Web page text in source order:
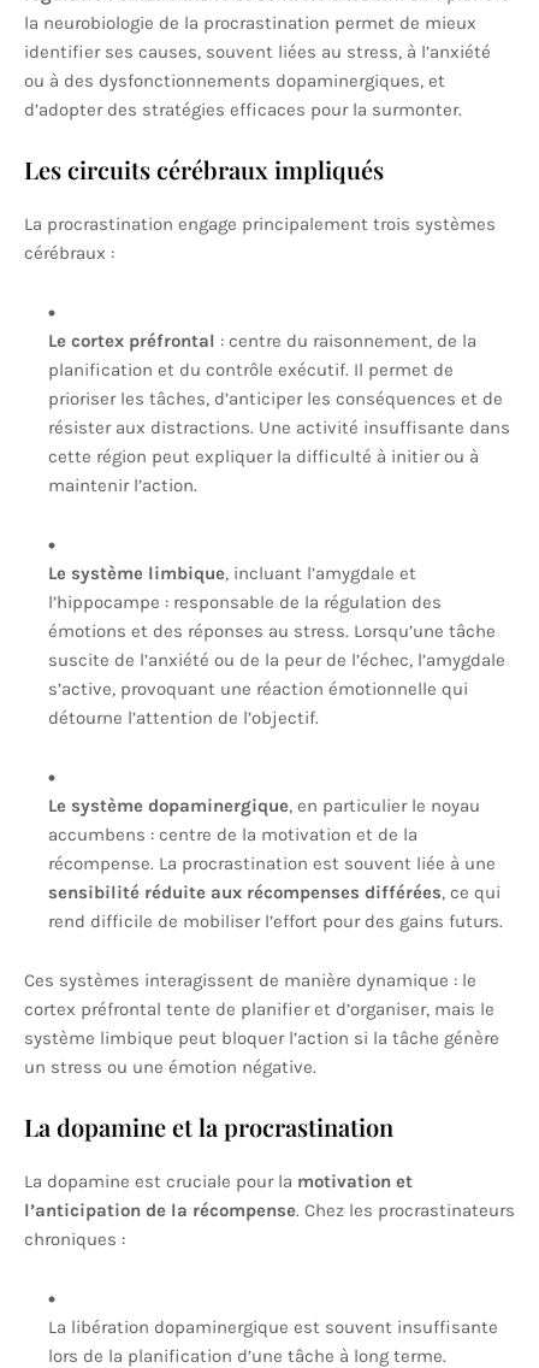
la neurobiologie de la procrastination permet de mieux
identifier ses causes, souvent liées au stress, à l’anxiété
ou à des dysfonctionnements dopaminergiques, et
d’adopter des stratégies efficaces pour la surmonter.
Les circuits cérébraux impliqués
La procrastination engage principalement trois systèmes
cérébraux :
Le cortex préfrontal : centre du raisonnement, de la
planification et du contrôle exécutif. Il permet de
prioriser les tâches, d’anticiper les conséquences et de
résister aux distractions. Une activité insuffisante dans
cette région peut expliquer la difficulté à initier ou à
maintenir l’action.
Le système limbique, incluant l’amygdale et
l’hippocampe : responsable de la régulation des
émotions et des réponses au stress. Lorsqu’une tâche
suscite de l’anxiété ou de la peur de l’échec, l’amygdale
s’active, provoquant une réaction émotionnelle qui
détourne l’attention de l’objectif.
Le système dopaminergique, en particulier le noyau
accumbens : centre de la motivation et de la
récompense. La procrastination est souvent liée à une
sensibilité réduite aux récompenses différées, ce qui
rend difficile de mobiliser l’effort pour des gains futurs.
Ces systèmes interagissent de manière dynamique : le
cortex préfrontal tente de planifier et d’organiser, mais le
système limbique peut bloquer l’action si la tâche génère
un stress ou une émotion négative.
La dopamine et la procrastination
La dopamine est cruciale pour la motivation et
l’anticipation de la récompense. Chez les procrastinateurs
chroniques :
La libération dopaminergique est souvent insuffisante
lors de la planification d’une tâche à long terme.